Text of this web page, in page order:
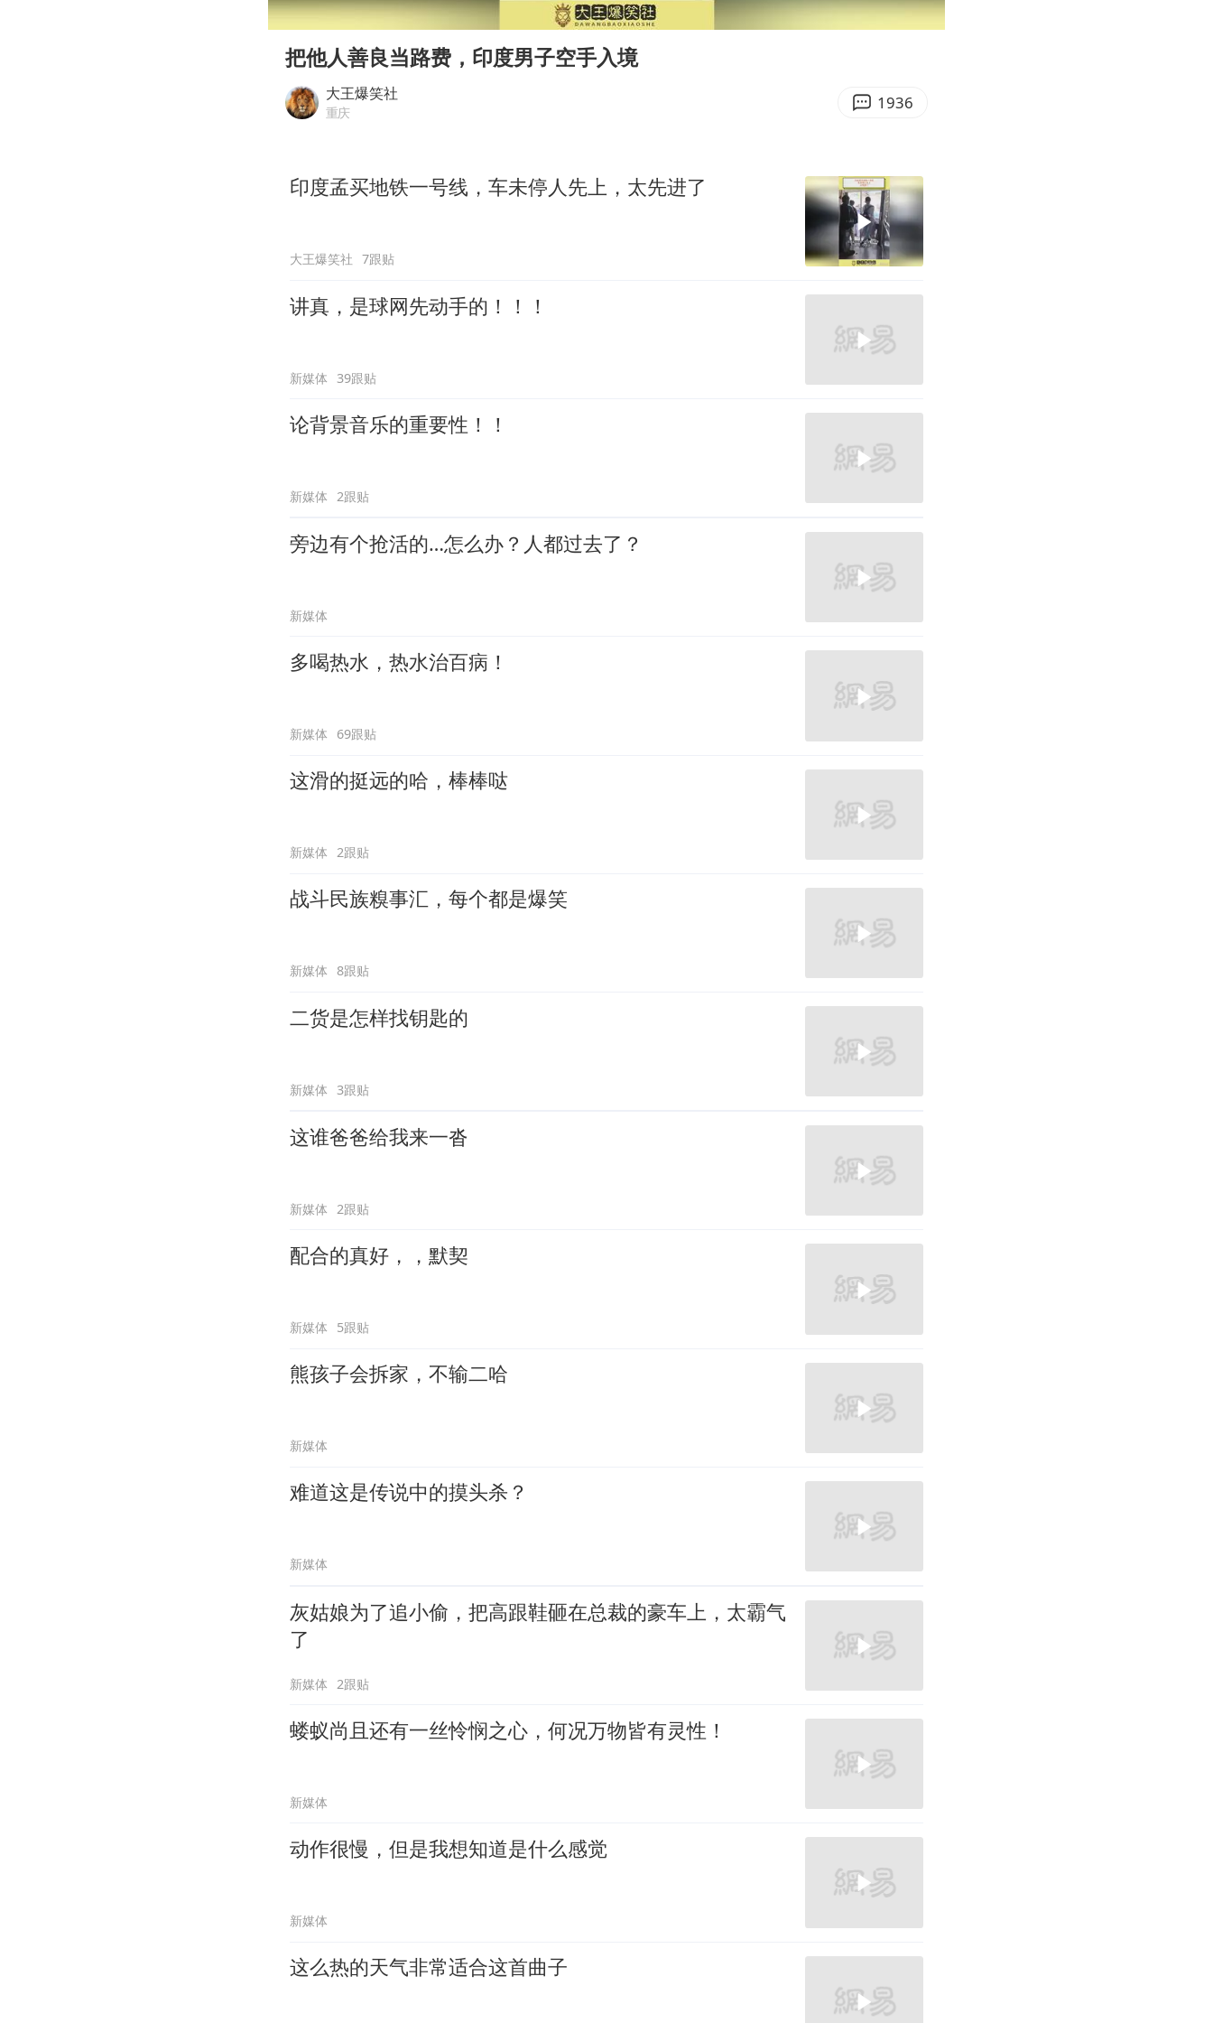
村民谈“梅姨”：叫的其实是“媒姨”
中国养老床位“三连降”
贵州轮胎子公司获美国退税8136万
00:00 00:46
把他人善良当路费，印度男子空手入境
大王爆笑社
重庆 1936
印度孟买地铁一号线，车未停人先上，太先进了
大王爆笑社 7跟贴
讲真，是球网先动手的！！！
新媒体 39跟贴
论背景音乐的重要性！！
新媒体 2跟贴
旁边有个抢活的…怎么办？人都过去了？
新媒体
多喝热水，热水治百病！
新媒体 69跟贴
这滑的挺远的哈，棒棒哒
新媒体 2跟贴
战斗民族糗事汇，每个都是爆笑
新媒体 8跟贴
二货是怎样找钥匙的
新媒体 3跟贴
这谁爸爸给我来一沓
新媒体 2跟贴
配合的真好，，默契
新媒体 5跟贴
熊孩子会拆家，不输二哈
新媒体
难道这是传说中的摸头杀？
新媒体
灰姑娘为了追小偷，把高跟鞋砸在总裁的豪车上，太霸气
了
新媒体 2跟贴
蝼蚁尚且还有一丝怜悯之心，何况万物皆有灵性！
新媒体
动作很慢，但是我想知道是什么感觉
新媒体
这么热的天气非常适合这首曲子